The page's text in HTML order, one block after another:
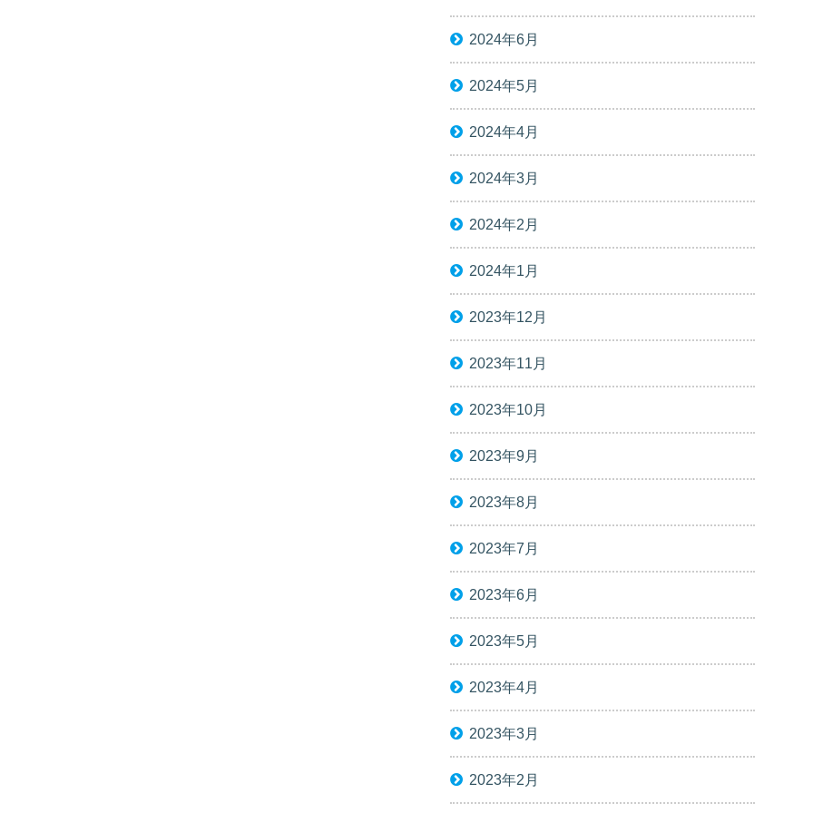
2024年6月
2024年5月
2024年4月
2024年3月
2024年2月
2024年1月
2023年12月
2023年11月
2023年10月
2023年9月
2023年8月
2023年7月
2023年6月
2023年5月
2023年4月
2023年3月
2023年2月